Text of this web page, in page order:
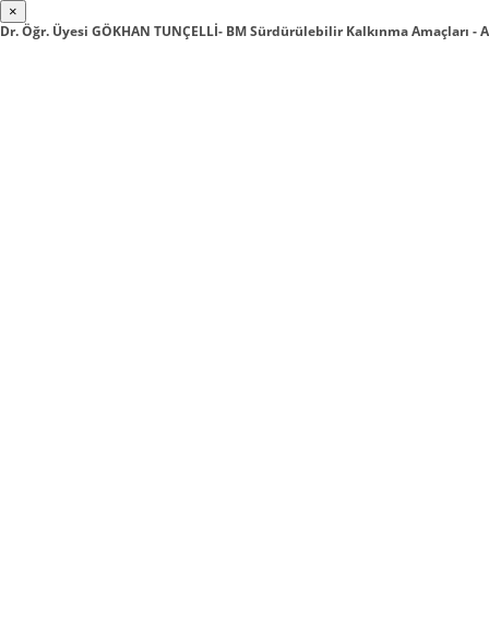
×
Dr. Öğr. Üyesi GÖKHAN TUNÇELLİ- BM Sürdürülebilir Kalkınma Amaçları -